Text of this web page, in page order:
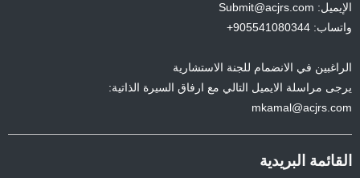
الإيميل: Submit@acjrs.com
واتساب: 905541080344+
الراغبين في الانضمام للجنة الاستشارية
يرجى مراسلة الايميل التالي مع ارفاق السيرة الذاتية:
mkamal@acjrs.com
القائمة البريدية